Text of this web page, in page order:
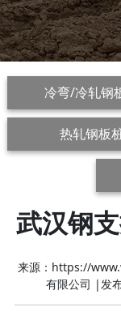
主页>钢板桩租赁
冷弯/冷轧钢
热轧钢板
武汉钢
来源：https://
有限公司 |发